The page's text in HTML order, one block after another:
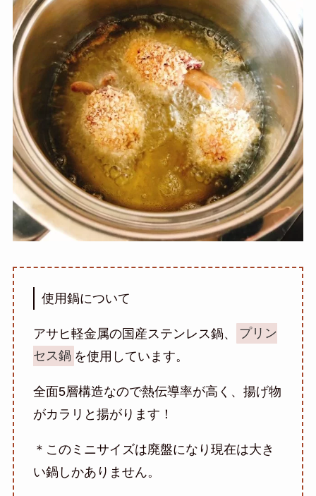
使用鍋について
アサヒ軽金属の国産ステンレス鍋、
プリン
セス鍋 を使用しています。
全面5層構造なので熱伝導率が高く、揚げ物
がカラリと揚がります！
＊このミニサイズは廃盤になり現在は大き
い鍋しかありません。